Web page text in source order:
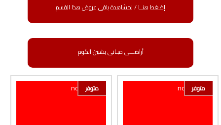
إضغط هنــا / لمشاهدة باقى عروض هذا القسم
أراضـــى مبـانى بشبين الكوم
متوفر متوفر